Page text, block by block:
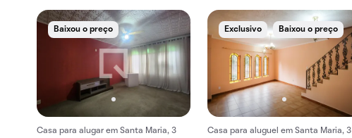
Baixou o preço
Casa para alugar em Santa Maria, 3
Exclusivo Baixou o preço
Casa para aluguel em Santa Maria, 3